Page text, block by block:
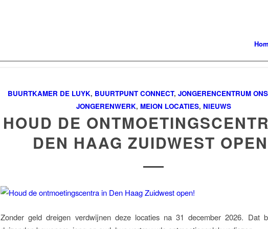
BUURTKAMER DE LUYK, BUURTPUNT CONNECT, JONGERENCENTRUM
JONGERENWERK, MEION LOCATIES, NIEUWS
HOUD DE
DEN HAAG ZUIDWEST
Zonder geld dreigen verdwijnen deze locaties na 31 december 2026. Dat